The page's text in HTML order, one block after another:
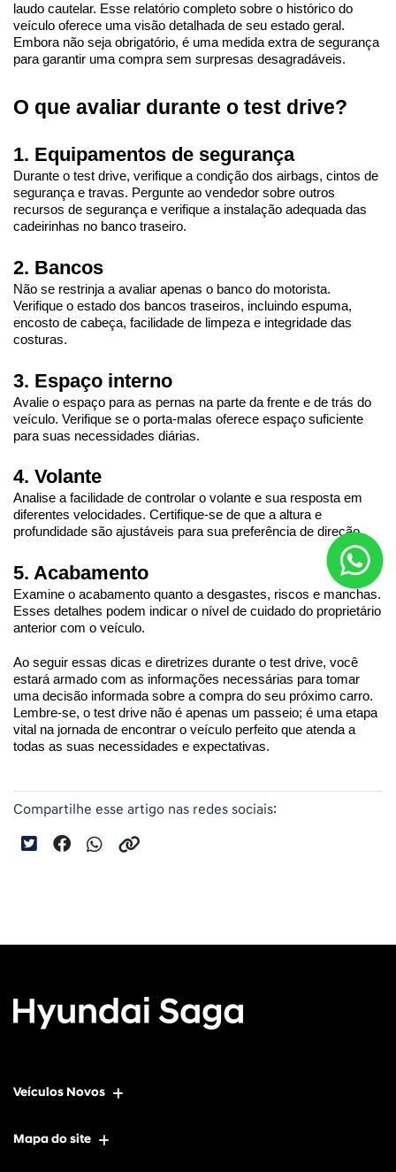
laudo cautelar. Esse relatório completo sobre o histórico do
veículo oferece uma visão detalhada de seu estado geral.
Embora não seja obrigatório, é uma medida extra de segurança
para garantir uma compra sem surpresas desagradáveis.
O que avaliar durante o test drive?
1. Equipamentos de segurança
Durante o test drive, verifique a condição dos airbags, cintos de
segurança e travas. Pergunte ao vendedor sobre outros
recursos de segurança e verifique a instalação adequada das
cadeirinhas no banco traseiro.
2. Bancos
Não se restrinja a avaliar apenas o banco do motorista.
Verifique o estado dos bancos traseiros, incluindo espuma,
encosto de cabeça, facilidade de limpeza e integridade das
costuras.
3. Espaço interno
Avalie o espaço para as pernas na parte da frente e de trás do
veículo. Verifique se o porta-malas oferece espaço suficiente
para suas necessidades diárias.
4. Volante
Analise a facilidade de controlar o volante e sua resposta em
diferentes velocidades. Certifique-se de que a altura e
profundidade são ajustáveis para sua preferência de direção.
5. Acabamento
Examine o acabamento quanto a desgastes, riscos e manchas.
Esses detalhes podem indicar o nível de cuidado do proprietário
anterior com o veículo.
Ao seguir essas dicas e diretrizes durante o test drive, você
estará armado com as informações necessárias para tomar
uma decisão informada sobre a compra do seu próximo carro.
Lembre-se, o test drive não é apenas um passeio; é uma etapa
vital na jornada de encontrar o veículo perfeito que atenda a
todas as suas necessidades e expectativas.
Compartilhe esse artigo nas redes sociais:
Veículos Novos
Mapa do site